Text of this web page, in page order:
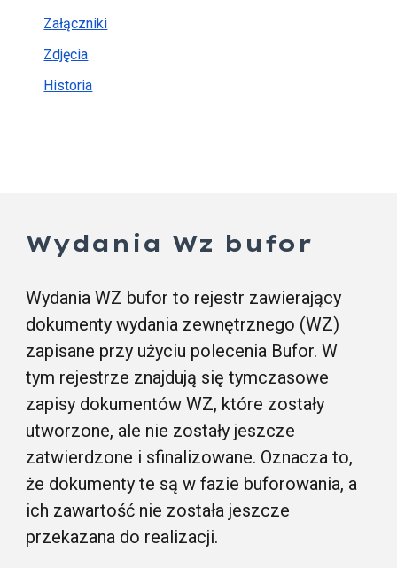
Załączniki
Zdjęcia
Historia
Wydania Wz bufor
Wydania WZ bufor to rejestr zawierający
dokumenty wydania zewnętrznego (WZ)
zapisane przy użyciu polecenia Bufor. W
tym rejestrze znajdują się tymczasowe
zapisy dokumentów WZ, które zostały
utworzone, ale nie zostały jeszcze
zatwierdzone i sfinalizowane. Oznacza to,
że dokumenty te są w fazie buforowania, a
ich zawartość nie została jeszcze
przekazana do realizacji.